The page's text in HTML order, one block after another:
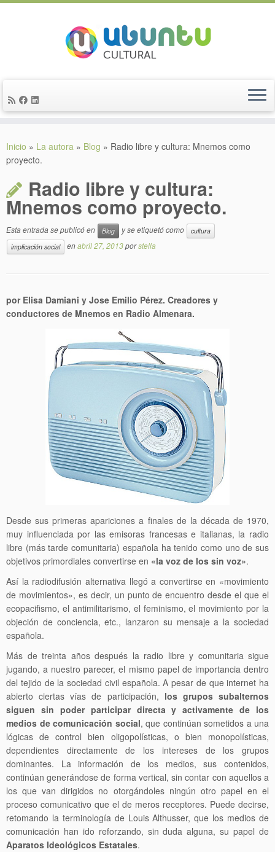
contenido
Inicio » La autora » Blog » Radio libre y cultura: Mnemos como
proyecto.
Radio libre y cultura:
Mnemos como proyecto.
Esta entrada se publicó en Blog y se etiquetó como
cultura
implicación social
enabril 27, 2013porstella
por Elisa Damiani y Jose Emilio Pérez. Creadores y
conductores de Mnemos en Radio Almenara.
Desde sus primeras apariciones a finales de la década de 1970,
muy influenciada por las emisoras francesas e italianas, la radio
libre (más tarde comunitaria) española ha tenido como uno de sus
objetivos primordiales convertirse en «la voz de los sin voz».
Así la radiodifusión alternativa llegó a convertirse en «movimiento
de movimientos», es decir, un punto de encuentro desde el que el
ecopacifismo, el antimilitarismo, el feminismo, el movimiento por la
objeción de conciencia, etc., lanzaron su mensaje a la sociedad
española.
Más de treinta años después la radio libre y comunitaria sigue
jugando, a nuestro parecer, el mismo papel de importancia dentro
del tejido de la sociedad civil española. A pesar de que internet ha
abierto ciertas vías de participación, los grupos subalternos
siguen sin poder participar directa y activamente de los
medios de comunicación social, que continúan sometidos a una
lógicas de control bien oligopolísticas, o bien monopolísticas,
dependientes directamente de los intereses de los grupos
dominantes. La información de los medios, sus contenidos,
continúan generándose de forma vertical, sin contar con aquellos a
los que van dirigidos no otorgándoles ningún otro papel en el
proceso comunicativo que el de meros receptores. Puede decirse,
retomando la terminología de Louis Althusser, que los medios de
comunicación han ido reforzando, sin duda alguna, su papel de
Aparatos Ideológicos Estatales.